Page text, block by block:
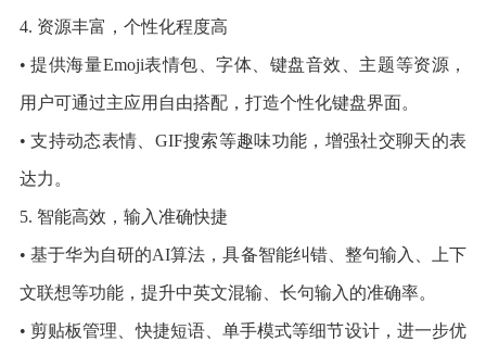
4. 资源丰富，个性化程度高
• 提供海量Emoji表情包、字体、键盘音效、主题等资源，
用户可通过主应用自由搭配，打造个性化键盘界面。
• 支持动态表情、GIF搜索等趣味功能，增强社交聊天的表
达力。
5. 智能高效，输入准确快捷
• 基于华为自研的AI算法，具备智能纠错、整句输入、上下
文联想等功能，提升中英文混输、长句输入的准确率。
• 剪贴板管理、快捷短语、单手模式等细节设计，进一步优